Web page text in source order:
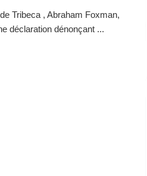
Tribeca , Abraham Foxman,
déclaration dénonçant ...